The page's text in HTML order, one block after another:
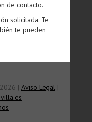
de contacto.
solicitada. Te
te pueden
| Aviso Legal |